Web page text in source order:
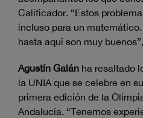
Calificador. “Estos
incluso para un
hasta aquí son muy
Agustín Galán ha resaltado
la UNIA que se celebre en
primera edición de la
Andalucía. “Tenemos